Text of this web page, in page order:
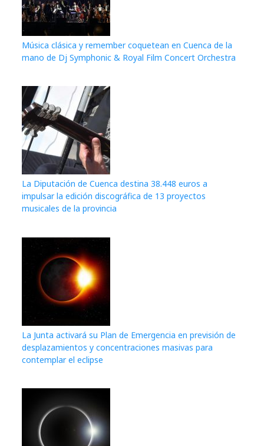
Música clásica y remember coquetean en Cuenca de la
mano de Dj Symphonic & Royal Film Concert Orchestra
La Diputación de Cuenca destina 38.448 euros a
impulsar la edición discográfica de 13 proyectos
musicales de la provincia
La Junta activará su Plan de Emergencia en previsión de
desplazamientos y concentraciones masivas para
contemplar el eclipse